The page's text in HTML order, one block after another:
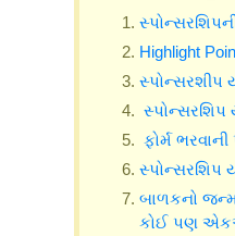
Highlight
સ્પોન્સરશીપ
સ્પોન્સરશિપ
ફોર્મ ભરવાની
સ્પોન્સરશિપ
બાળકનો
કોઈ પણ